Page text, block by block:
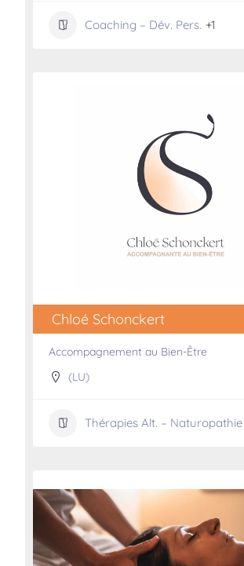
Coaching – Dév. Pers. +1
Chloé Schonckert
Accompagnement au Bien-Être
(LU)
Thérapies Alt. – Naturopathie